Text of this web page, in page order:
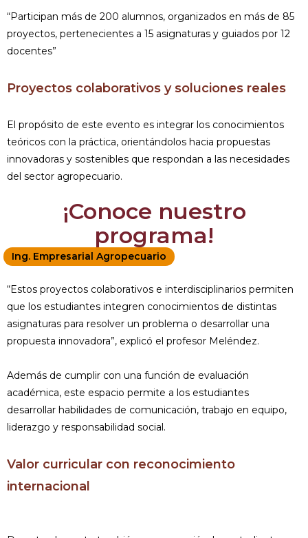
“Participan más de 200 alumnos, organizados en más de 85
proyectos, pertenecientes a 15 asignaturas y guiados por 12
docentes”
Proyectos colaborativos y soluciones reales
El propósito de este evento es integrar los conocimientos
teóricos con la práctica, orientándolos hacia propuestas
innovadoras y sostenibles que respondan a las necesidades
del sector agropecuario.
¡Conoce nuestro
programa!
Ing. Empresarial Agropecuario
“Estos proyectos colaborativos e interdisciplinarios permiten
que los estudiantes integren conocimientos de distintas
asignaturas para resolver un problema o desarrollar una
propuesta innovadora”, explicó el profesor Meléndez.
Además de cumplir con una función de evaluación
académica, este espacio permite a los estudiantes
desarrollar habilidades de comunicación, trabajo en equipo,
liderazgo y responsabilidad social.
Valor curricular con reconocimiento
internacional